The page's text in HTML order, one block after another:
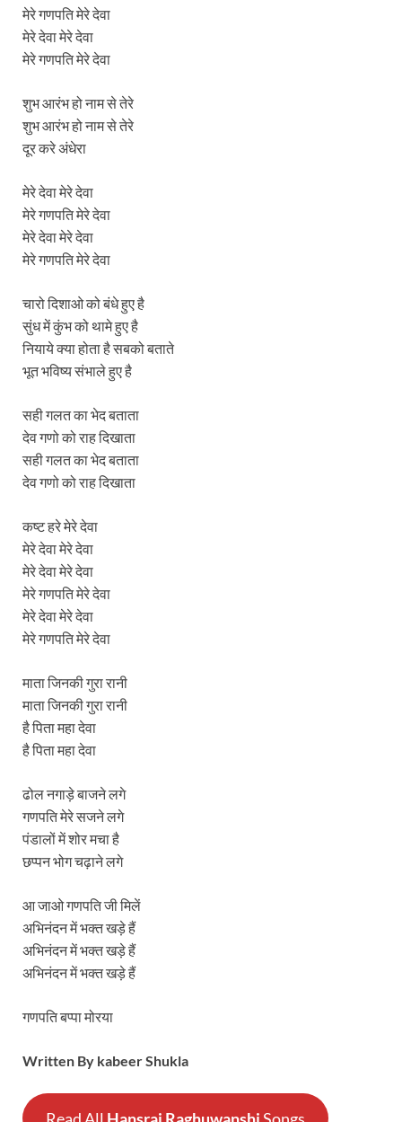
मेरे गणपति मेरे देवा
मेरे देवा मेरे देवा
मेरे गणपति मेरे देवा
शुभ आरंभ हो नाम से तेरे
शुभ आरंभ हो नाम से तेरे
दूर करे अंधेरा
मेरे देवा मेरे देवा
मेरे गणपति मेरे देवा
मेरे देवा मेरे देवा
मेरे गणपति मेरे देवा
चारो दिशाओ को बंधे हुए है
सुंध में कुंभ को थामे हुए है
नियाये क्या होता है सबको बताते
भूत भविष्य संभाले हुए है
सही गलत का भेद बताता
देव गणो को राह दिखाता
सही गलत का भेद बताता
देव गणो को राह दिखाता
कष्ट हरे मेरे देवा
मेरे देवा मेरे देवा
मेरे देवा मेरे देवा
मेरे गणपति मेरे देवा
मेरे देवा मेरे देवा
मेरे गणपति मेरे देवा
माता जिनकी गुरा रानी
माता जिनकी गुरा रानी
है पिता महा देवा
है पिता महा देवा
ढोल नगाड़े बाजने लगे
गणपति मेरे सजने लगे
पंडालों में शोर मचा है
छप्पन भोग चढ़ाने लगे
आ जाओ गणपति जी मिलें
अभिनंदन में भक्त खड़े हैं
अभिनंदन में भक्त खड़े हैं
अभिनंदन में भक्त खड़े हैं
गणपति बप्पा मोरया
Written By kabeer Shukla